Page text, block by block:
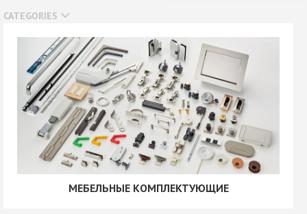
16 мм
2 мм
CATEGORIES
МЕБЕЛЬНЫЕ КОМПЛЕКТУЮЩИЕ